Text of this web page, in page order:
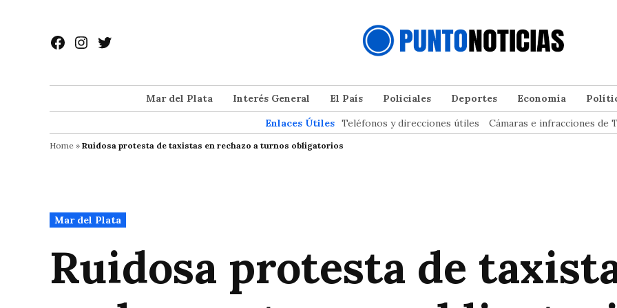
contenido
Facebook
Instagram
Twitter
Mar del Plata Interés General El País Policiales Deportes Economía
Enlaces Útiles Teléfonos y direcciones útiles Cámaras e infracciones de
Home » Ruidosa protesta de taxistas en rechazo a turnos obligatorios
Publicado
en
Mar del Plata
Ruidosa protesta de